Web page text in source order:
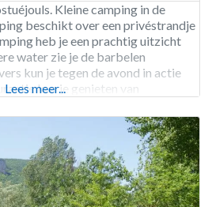
Kleine camping in de
beschikt over een privéstrandje
heb je een prachtig uitzicht
water zie je de barbelen
kun je tegen de avond in actie
kun je genieten van
Lees meer...